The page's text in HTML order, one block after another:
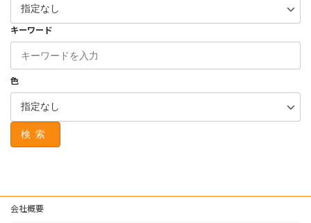
キーワード
色
検索
会社概要